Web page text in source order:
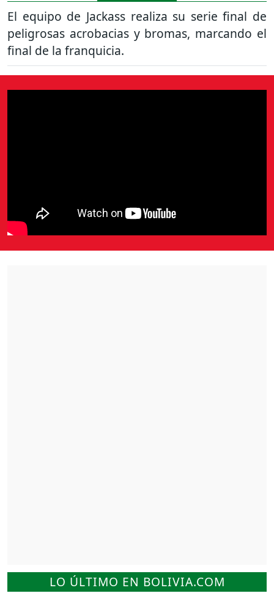
El equipo de Jackass realiza su serie final de
peligrosas acrobacias y bromas, marcando el
final de la franquicia.
LO ÚLTIMO EN BOLIVIA.COM